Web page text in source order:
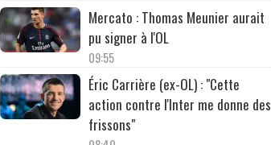
Mercato : Thomas Meunier aurait
pu signer à l'OL
09:55
Éric Carrière (ex-OL) : "Cette
action contre l'Inter me donne des
frissons"